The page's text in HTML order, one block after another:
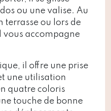
ou une valise. Au
terrasse ou lors de
vous accompagne
il offre une prise
une utilisation
quatre coloris
touche de bonne